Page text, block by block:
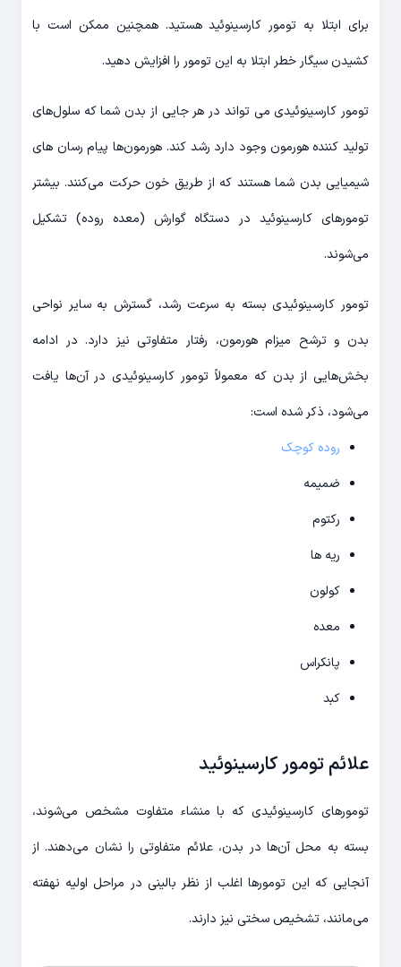
برای ابتلا به تومور کارسینوئید هستید. همچنین ممکن است با
کشیدن سیگار خطر ابتلا به این تومور را افزایش دهید.
تومور کارسینوئیدی می تواند در هر جایی از بدن شما که سلول‌های
تولید کننده هورمون وجود دارد رشد کند. هورمون‌ها پیام رسان های
شیمیایی بدن شما هستند که از طریق خون حرکت می‌کنند. بیشتر
تومورهای کارسینوئید در دستگاه گوارش (معده روده) تشکیل
می‌شوند.
تومور کارسینوئیدی بسته به سرعت رشد، گسترش به سایر نواحی
بدن و ترشح میزام هورمون، رفتار متفاوتی نیز دارد. در ادامه
بخش‌هایی از بدن که معمولاً تومور کارسینوئیدی در آن‌ها یافت
می‌شود، ذکر شده است:
روده کوچک
ضمیمه
رکتوم
ریه ها
کولون
معده
پانکراس
کبد
علائم تومور کارسینوئید
تومورهای کارسینوئیدی که با منشاء متفاوت مشخص می‌شوند،
بسته به محل آن‌ها در بدن، علائم متفاوتی را نشان می‌دهند. از
آنجایی که این تومورها اغلب از نظر بالینی در مراحل اولیه نهفته
می‌مانند، تشخیص سختی نیز دارند.